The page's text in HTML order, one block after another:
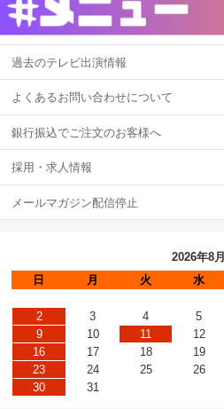
過去のテレビ出演情報
よくあるお問い合わせについて
銀行振込でご注文のお客様へ
採用・求人情報
メールマガジン配信停止
2026年8月
日
月 火 水
2
3 4 5
9
10 11 12
16
17 18 19
23
24 25 26
30
31